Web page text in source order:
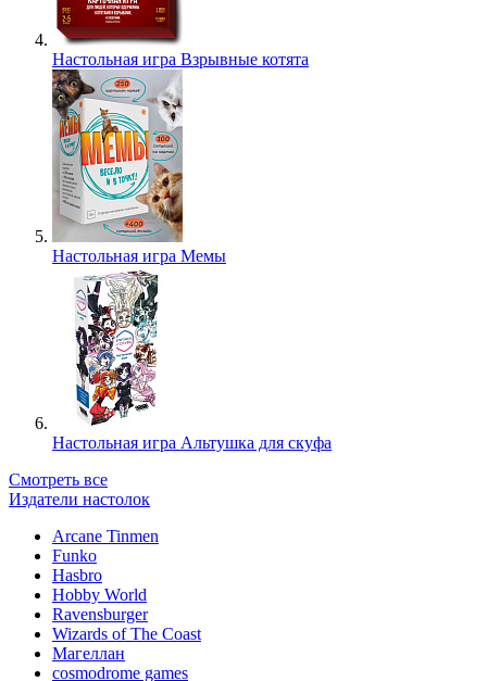
Настольная игра Взрывные котята
Настольная игра Мемы
Настольная игра Альтушка для скуфа
Смотреть все
Издатели настолок
Arcane Tinmen
Funko
Hasbro
Hobby World
Ravensburger
Wizards of The Coast
Магеллан
сosmodrome games